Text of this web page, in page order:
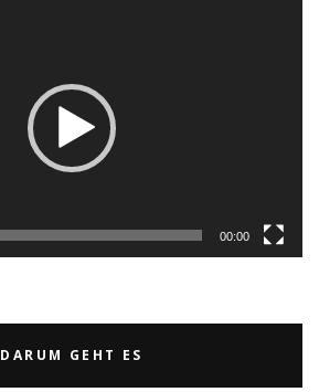
00:00
DARUM GEHT ES